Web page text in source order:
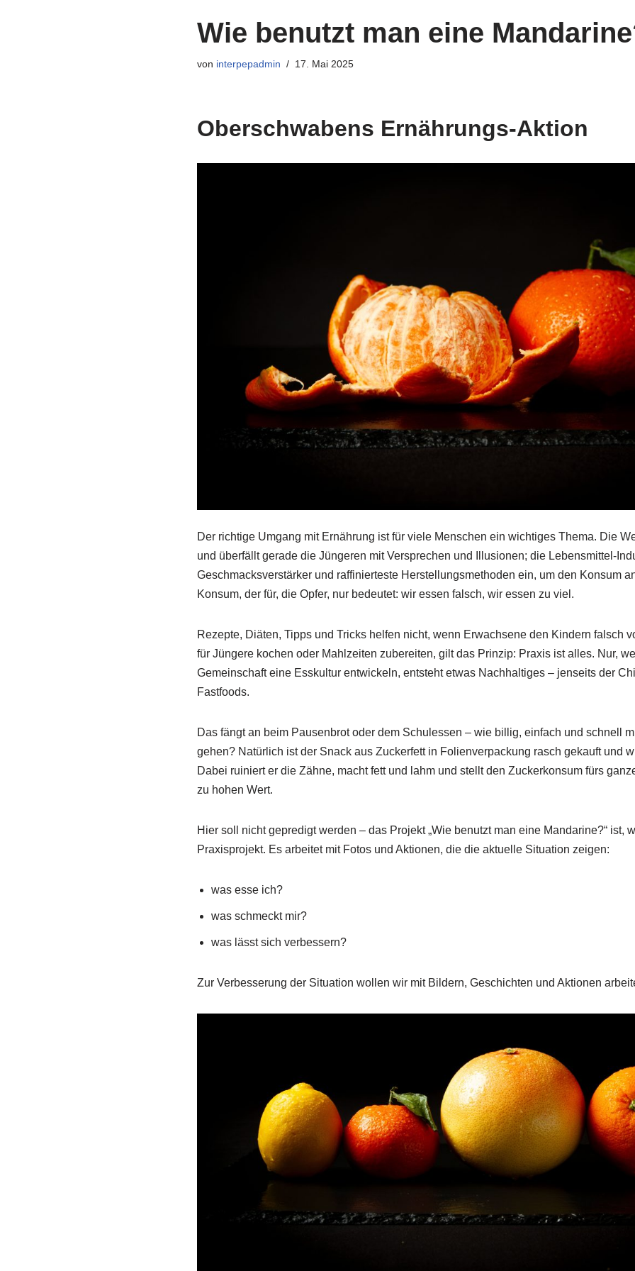
Wie benutzt man eine
von interpepadmin 17. Mai 2025
Oberschwabens Ernährungs-Aktion
Der richtige Umgang mit Ernährung ist für viele Menschen ein wichtiges Thema. Die
und überfällt gerade die Jüngeren mit Versprechen und Illusionen; die Lebensmittel-
Geschmacksverstärker und raffinierteste Herstellungsmethoden ein, um den Konsum
Konsum, der für, die Opfer, nur bedeutet: wir essen falsch, wir essen zu viel.
Rezepte, Diäten, Tipps und Tricks helfen nicht, wenn Erwachsene den Kindern falsch
für Jüngere kochen oder Mahlzeiten zubereiten, gilt das Prinzip: Praxis ist alles. Nur,
Gemeinschaft eine Esskultur entwickeln, entsteht etwas Nachhaltiges – jenseits der
Fastfoods.
Das fängt an beim Pausenbrot oder dem Schulessen – wie billig, einfach und schnell
gehen? Natürlich ist der Snack aus Zuckerfett in Folienverpackung rasch gekauft und
Dabei ruiniert er die Zähne, macht fett und lahm und stellt den Zuckerkonsum fürs
zu hohen Wert.
Hier soll nicht gepredigt werden – das Projekt „Wie benutzt man eine Mandarine?“ ist,
Praxisprojekt. Es arbeitet mit Fotos und Aktionen, die die aktuelle Situation zeigen:
was esse ich?
was schmeckt mir?
was lässt sich verbessern?
Zur Verbesserung der Situation wollen wir mit Bildern, Geschichten und Aktionen